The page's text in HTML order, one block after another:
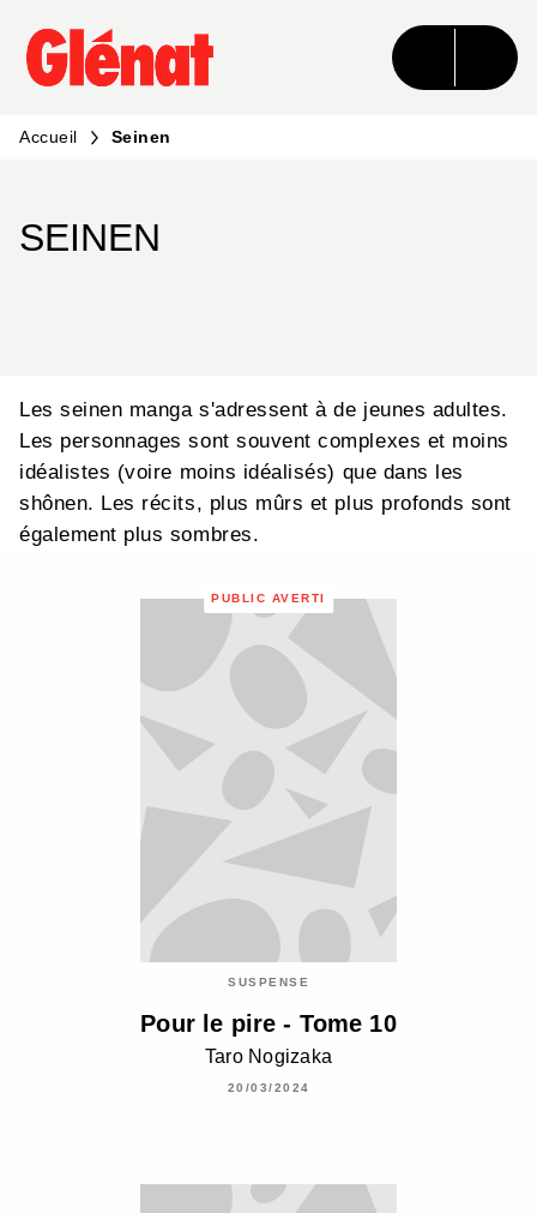
MENU RECHERCHE CONTENU
PIED DE PAGE
Accueil Seinen
SEINEN
Les seinen manga s'adressent à de jeunes adultes.
Les personnages sont souvent complexes et moins
idéalistes (voire moins idéalisés) que dans les
shônen. Les récits, plus mûrs et plus profonds sont
également plus sombres.
PUBLIC AVERTI
SUSPENSE
Pour le pire - Tome 10
Taro Nogizaka
20/03/2024